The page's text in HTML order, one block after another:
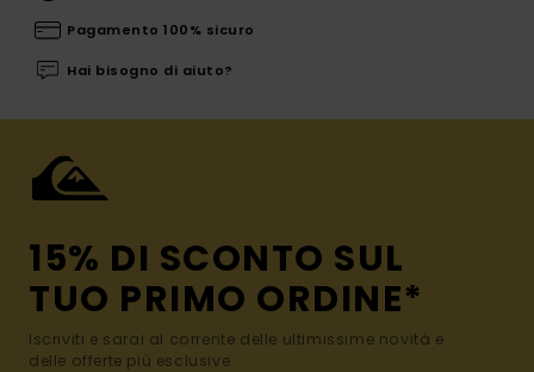
Pagamento 100% sicuro
Hai bisogno di aiuto?
15% DI SCONTO SUL
TUO PRIMO ORDINE*
Iscriviti e sarai al corrente delle ultimissime novità e
delle offerte più esclusive.